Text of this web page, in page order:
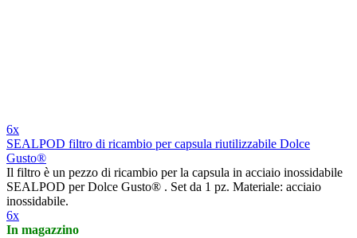
6x
SEALPOD filtro di ricambio per capsula riutilizzabile Dolce
Gusto®
Il filtro è un pezzo di ricambio per la capsula in acciaio inossidabile
SEALPOD per Dolce Gusto® . Set da 1 pz. Materiale: acciaio
inossidabile.
6x
In magazzino